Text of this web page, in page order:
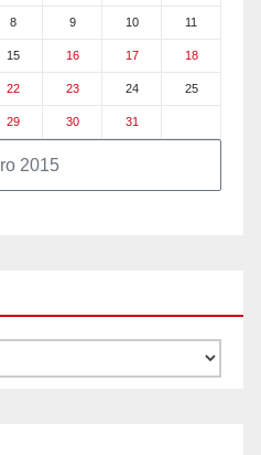
2015
8 9 10 11
15 16 17 18
22 23 24 25
29 30 31